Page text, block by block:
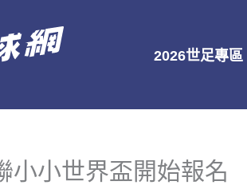
2026世足專區
小小世界盃開始報